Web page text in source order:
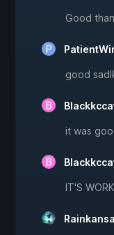
Good
good
it was
IT'S
Rainkansa